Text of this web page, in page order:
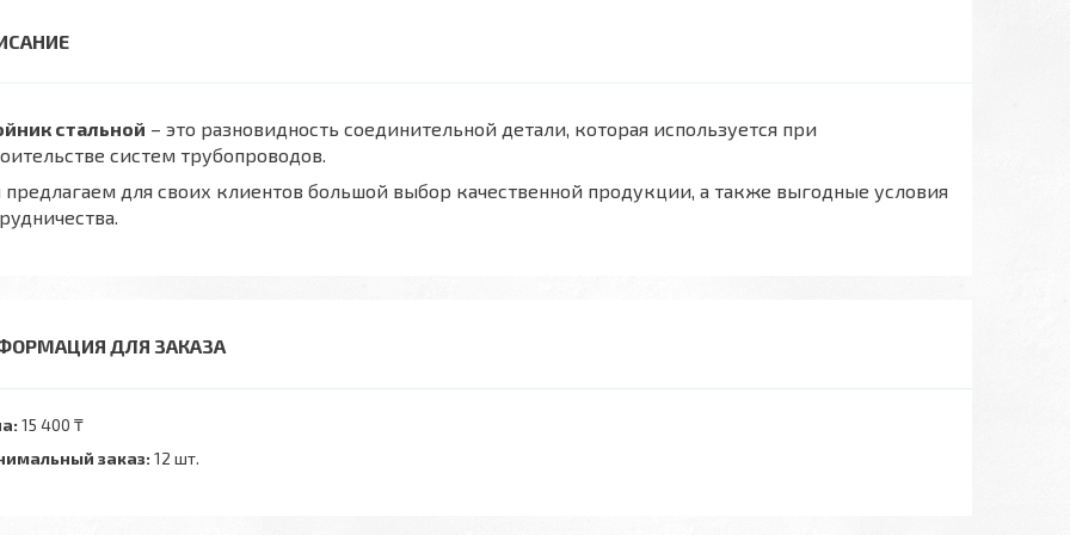
стальной – это разновидность соединительной детали, которая используется при
систем трубопроводов.
для своих клиентов большой выбор качественной продукции, а также выгодные условия
ДЛЯ ЗАКАЗА
15 400 ₸
заказ: 12 шт.